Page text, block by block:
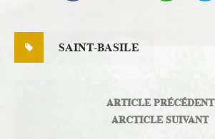
SAINT-BASILE
ARTICLE PRÉCÉDENT
ARCTICLE SUIVANT